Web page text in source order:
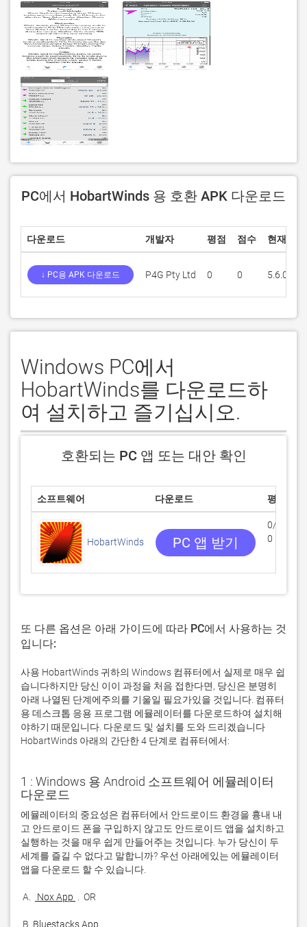
PC에서 HobartWinds 용 호환 APK 다운로드
다운로드 개발자 평점 점수 현재 버전
↓ PC용 APK 다운로드 P4G Pty Ltd 0 0 5.6.0
Windows PC에서
HobartWinds를 다운로드하
여 설치하고 즐기십시오.
호환되는 PC 앱 또는 대안 확인
소프트웨어 다운로드 평점
HobartWinds PC 앱 받기
0/5
0 리뷰
또 다른 옵션은 아래 가이드에 따라 PC에서 사용하는 것
입니다:
사용 HobartWinds 귀하의 Windows 컴퓨터에서 실제로 매우 쉽
습니다하지만 당신 이이 과정을 처음 접한다면, 당신은 분명히
아래 나열된 단계에주의를 기울일 필요가있을 것입니다. 컴퓨터
용 데스크톱 응용 프로그램 에뮬레이터를 다운로드하여 설치해
야하기 때문입니다. 다운로드 및 설치를 도와 드리겠습니다
HobartWinds 아래의 간단한 4 단계로 컴퓨터에서:
1 : Windows 용 Android 소프트웨어 에뮬레이터
다운로드
에뮬레이터의 중요성은 컴퓨터에서 안드로이드 환경을 흉내 내
고 안드로이드 폰을 구입하지 않고도 안드로이드 앱을 설치하고
실행하는 것을 매우 쉽게 만들어주는 것입니다. 누가 당신이 두
세계를 즐길 수 없다고 말합니까? 우선 아래에있는 에뮬레이터
A. Nox App
B. Bluestacks App